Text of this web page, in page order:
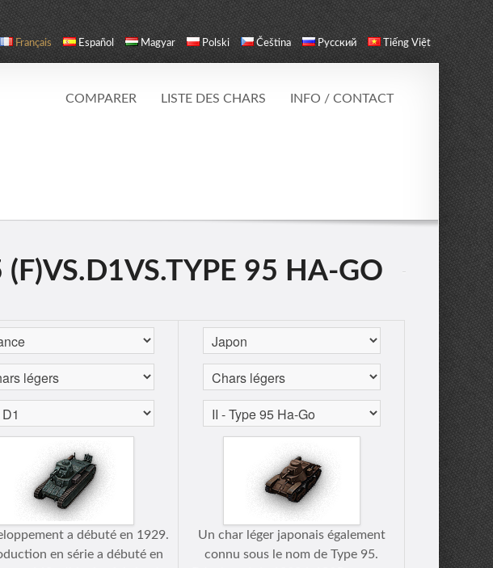
Français Español Magyar Polski Čeština Русский Tiếng Việt
COMPARER LISTE DES CHARS INFO / CONTACT
95 HA-GO
a débuté en 1929.
en série a débuté en
Un char léger japonais également
connu sous le nom de Type 95.